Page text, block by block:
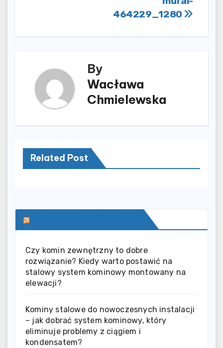
464229_1280
By
Wacława
Chmielewska
Related Post
Czy komin zewnętrzny to dobre
rozwiązanie? Kiedy warto postawić na
stalowy system kominowy montowany na
elewacji?
Kominy stalowe do nowoczesnych instalacji
– jak dobrać system kominowy, który
eliminuje problemy z ciągiem i
kondensatem?